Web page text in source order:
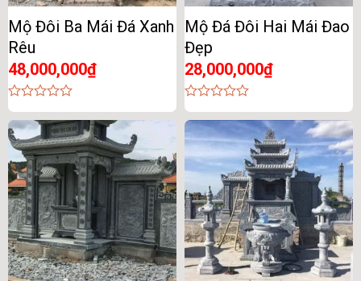
Mộ Đôi Ba Mái Đá Xanh
Rêu
48,000,000₫
0
out
of
5
Mộ Đá Đôi Hai Mái Đao
Đẹp
28,000,000₫
0
out
of
5